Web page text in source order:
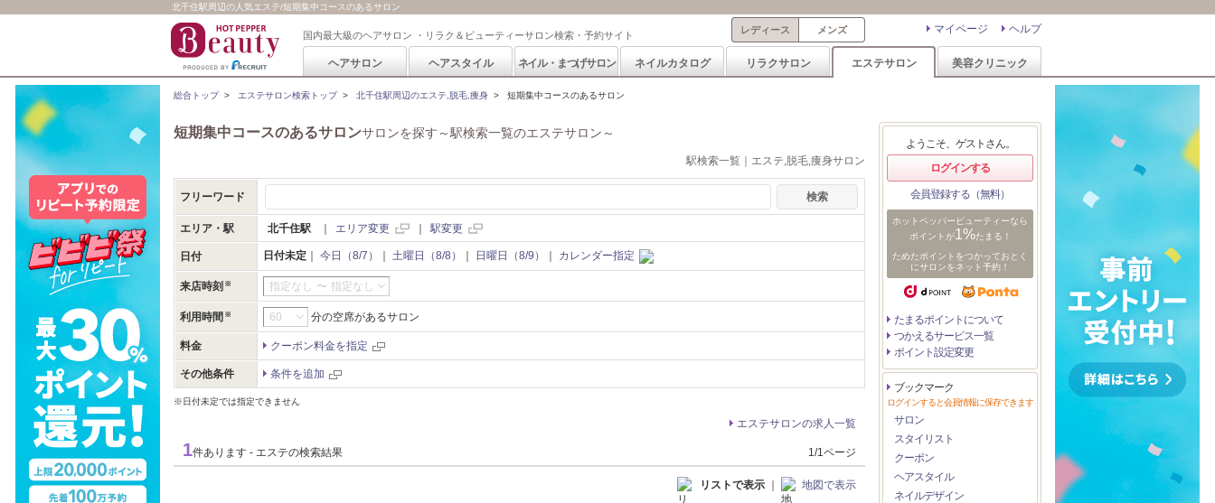
北千住駅周辺の人気エステ/短期集中コースのあるサロン
国内最大級のヘアサロン ・リラク＆ビューティーサロン検索・予約サイト ヘルプ
マイページ
レディース メンズ
ヘアサロン ヘアスタイル ネイル・まつげサロン ネイルカタログ リラクサロン エステサロン 美容クリニック
総合トップ> エステサロン検索トップ> 北千住駅周辺のエステ,脱毛,痩身 > 短期集中コースのあるサロン
短期集中コースのあるサロンサロンを探す～駅検索一覧のエステサロン～
駅検索一覧｜エステ,脱毛,痩身サロン
フリーワード
エリア・駅 北千住駅 エリア変更 駅変更
日付 日付未定 今日（8/7） 土曜日（8/8） 日曜日（8/9） カレンダー指定
来店時刻 指定なし 〜 指定なし
利用時間 分の空席があるサロン
料金 クーポン料金を指定
その他条件 条件を追加
※日付未定では指定できません
エステサロンの求人一覧
1件あります - エステの検索結果 1/1ページ
リストで表示 ｜ 地図で表示
ようこそ、ゲストさん。
ログインする
会員登録する（無料）
ホットペッパービューティーなら
ポイントが1%たまる！
ためたポイントをつかっておとく
にサロンをネット予約！
たまるポイントについて
つかえるサービス一覧
ポイント設定変更
ブックマーク
ログインすると会員情報に保存できます
サロン
スタイリスト
クーポン
ヘアスタイル
ネイルデザイン